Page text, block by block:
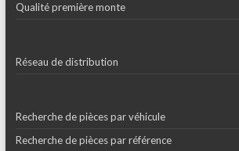
Qualité première monte
Réseau de distribution
Recherche de pièces par véhicule
Recherche de pièces par référence